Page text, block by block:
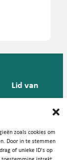
zoals cookies om
Door in te stemmen
of unieke ID's op
Lid van